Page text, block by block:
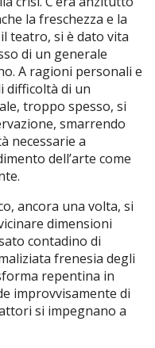
la freschezza e la
teatro, si è dato vita
di un generale
A ragioni personali e
difficoltà di un
troppo spesso, si
smarrendo
necessarie a
dell’arte come
ancora una volta, si
dimensioni
contadino di
frenesia degli
repentina in
improvvisamente di
si impegnano a